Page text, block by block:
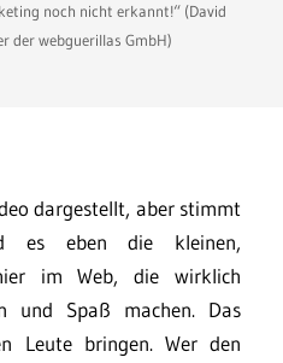
noch nicht erkannt!“ (David
der webguerillas GmbH)
dargestellt, aber stimmt
es eben die kleinen,
im Web, die wirklich
und Spaß machen. Das
Leute bringen. Wer den